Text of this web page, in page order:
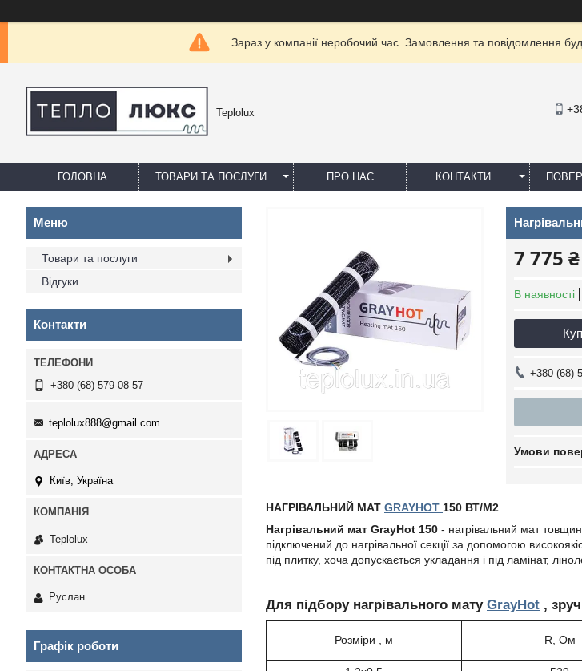
Зараз у компанії неробочий час. Замовлення та повідомлення
Teplolux
ГОЛОВНА ТОВАРИ ТА ПОСЛУГИ ПРО НАС КОНТАКТИ
7 775 ₴
В наявності
+380 (68)
НАГРІВАЛЬНИЙ МАТ GRAYHOT 150 ВТ/М2
Нагрівальний мат GrayHot 150 - нагрівальний мат
підключений до нагрівальної секції за допомогою
під плитку, хоча допускається укладання і під ламінат,
Для підбору нагрівального мату GrayHot ,
Розміри , м R, Ом
Товари та послуги
Відгуки
Контакти
+380 (68) 579-08-57
teplolux888@gmail.com
Київ, Україна
Teplolux
Руслан
Графік роботи